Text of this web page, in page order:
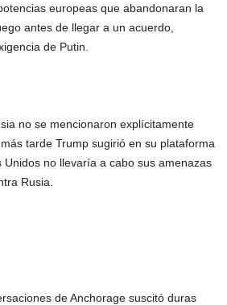
europeas que abandonaran la
antes de llegar a un acuerdo,
de Putin.
no se mencionaron explícitamente
tarde Trump sugirió en su plataforma
Unidos no llevaría a cabo sus amenazas
Rusia.
de Anchorage suscitó duras